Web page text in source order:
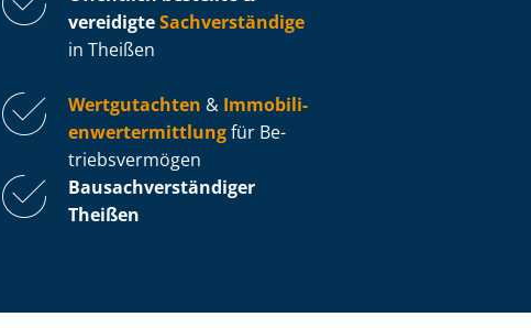
vereidigteSachverständige
in Theißen
Wertgutachten & Im­mo­bi­li­
en­wert­ermitt­lungfür Be­
triebs­ver­mö­gen
Bau­sach­ver­stän­di­ger
Theißen